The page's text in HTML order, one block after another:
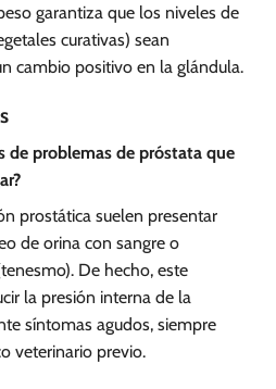
garantiza que los niveles de
curativas) sean
cambio positivo en la glándula.
de problemas de próstata que
prostática suelen presentar
de orina con sangre o
De hecho, este
la presión interna de la
síntomas agudos, siempre
veterinario previo.